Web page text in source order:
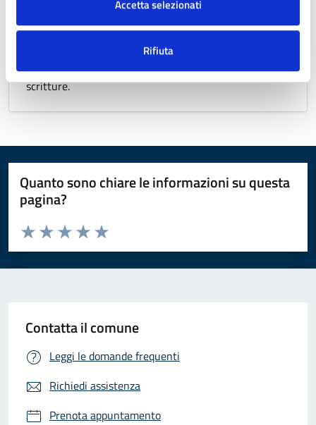
Accetta selezionati
Rifiuta
Tutti i moduli predisposti per la stesura di documenti o
scritture.
Quanto sono chiare le informazioni su questa
pagina?
Valuta da 1 a 5 stelle la pagina
Valuta 5 stelle su 5
Valuta 4 stelle su 5
Valuta 3 stelle su 5
Valuta 2 stelle su 5
Valuta 1 stelle su 5
Contatta il comune
Leggi le domande frequenti
Richiedi assistenza
Prenota appuntamento